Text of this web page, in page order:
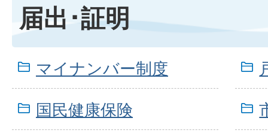
届出･証明
マイナンバー制度
国民健康保険